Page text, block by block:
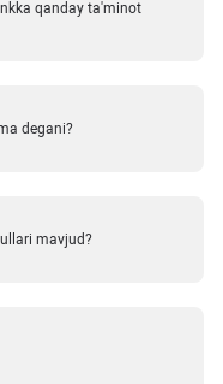
qanday ta'minot
degani?
mavjud?